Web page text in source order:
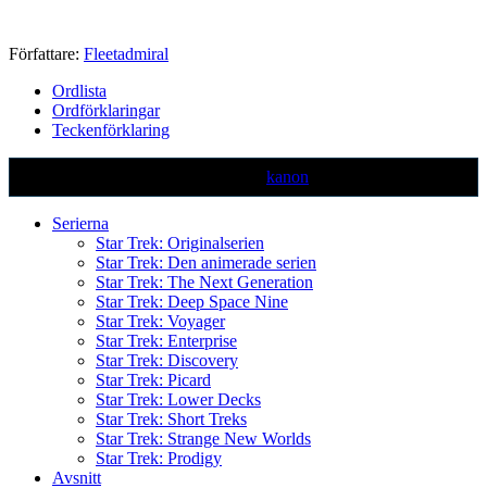
Författare: Fleetadmiral
Ordlista
Ordförklaringar
Teckenförklaring
kanon
Serierna
Star Trek: Originalserien
Star Trek: Den animerade serien
Star Trek: The Next Generation
Star Trek: Deep Space Nine
Star Trek: Voyager
Star Trek: Enterprise
Star Trek: Discovery
Star Trek: Picard
Star Trek: Lower Decks
Star Trek: Short Treks
Star Trek: Strange New Worlds
Star Trek: Prodigy
Avsnitt